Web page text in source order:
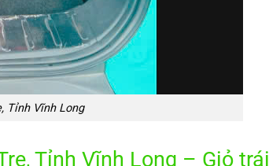
Tỉnh Vĩnh Long
Tỉnh Vĩnh Long – Giỏ trái